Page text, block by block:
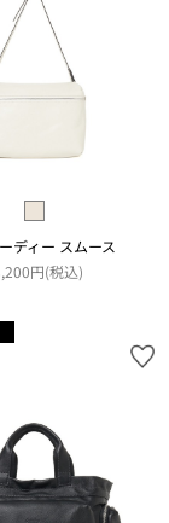
ディー スムース
円(税込)